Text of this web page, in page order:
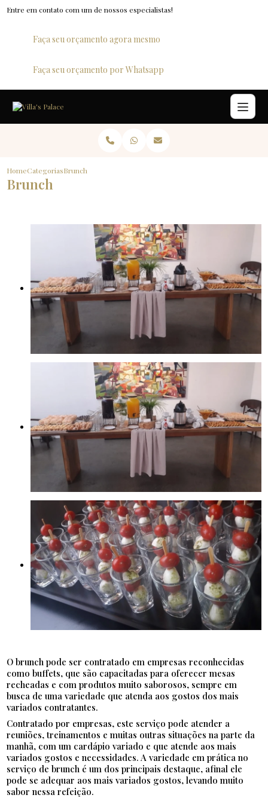
Entre em contato com um de nossos especialistas!
Faça seu orçamento agora mesmo
Faça seu orçamento por Whatsapp
HomeCategoriasBrunch
Brunch
O brunch pode ser contratado em empresas reconhecidas
como buffets, que são capacitadas para oferecer mesas
recheadas e com produtos muito saborosos, sempre em
busca de uma variedade que atenda aos gostos dos mais
variados contratantes.
Contratado por empresas, este serviço pode atender a
reuniões, treinamentos e muitas outras situações na parte da
manhã, com um cardápio variado e que atende aos mais
variados gostos e necessidades. A variedade em prática no
serviço de brunch é um dos principais destaque, afinal ele
pode se adequar aos mais variados gostos, levando muito
sabor nessa refeição.